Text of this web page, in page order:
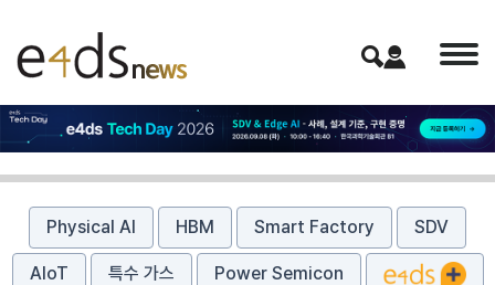
Physical AI HBM Smart Factory SDV
AIoT 특수 가스 Power Semicon